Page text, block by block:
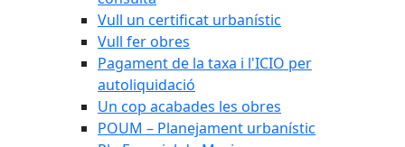
Vull un certificat urbanístic
Vull fer obres
Pagament de la taxa i l'ICIO per
autoliquidació
Un cop acabades les obres
POUM – Planejament urbanístic